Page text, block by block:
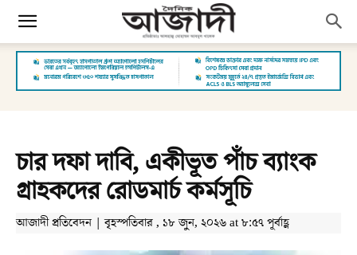
চার দফা দাবি, একীভূত পাঁচ ব্যাংক
গ্রাহকদের রোডমার্চ কর্মসূচি
আজাদী প্রতিবেদন | বৃহস্পতিবার , ১৮ জুন, ২০২৬ at ৮:৫৭ পূর্বাহ্ণ